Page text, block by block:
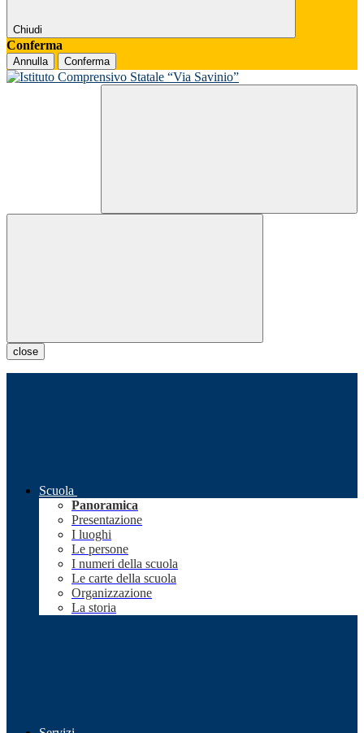
Chiudi
Conferma
Annulla Conferma
close
Scuola
Panoramica
Presentazione
I luoghi
Le persone
I numeri della scuola
Le carte della scuola
Organizzazione
La storia